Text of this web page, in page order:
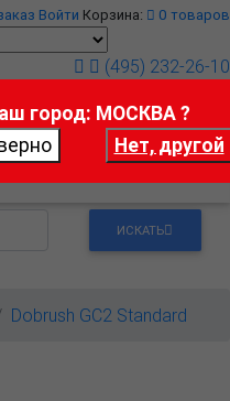
Войти Корзина: 0 товаров
(495) 232-26-10
ИСКАТЬ
Dobrush GC2 Standard
город: МОСКВА ?